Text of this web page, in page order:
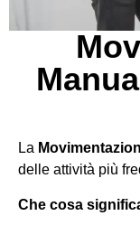
La
delle attività più
Che cosa